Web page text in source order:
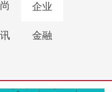
企业
金融